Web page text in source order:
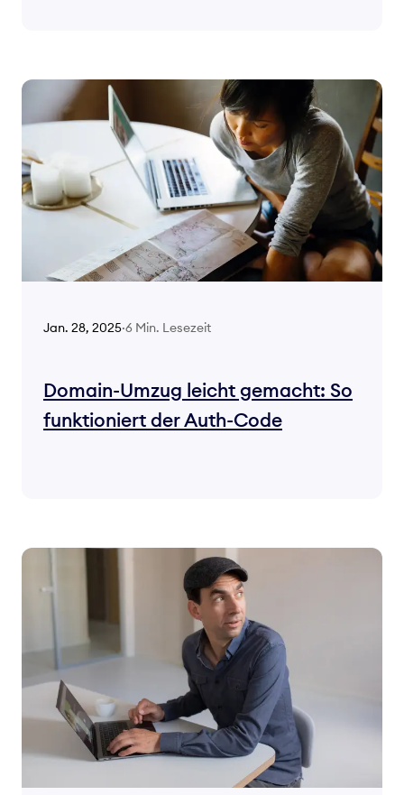
Jan. 28, 2025·6 Min. Lesezeit
Domain-Umzug leicht gemacht: So
funktioniert der Auth-Code